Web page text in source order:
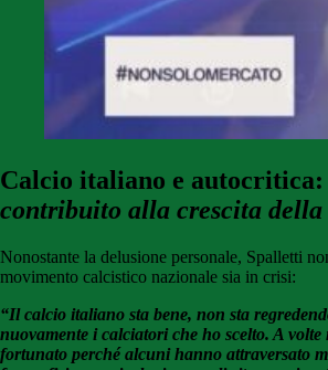
Calcio italiano e autocritica:
contribuito alla crescita della
Nonostante la delusione personale, Spalletti
movimento calcistico nazionale sia in crisi:
“Il calcio italiano sta bene, non sta
nuovamente i calciatori che ho scelto. A volte
fortunato perché alcuni hanno attraversato